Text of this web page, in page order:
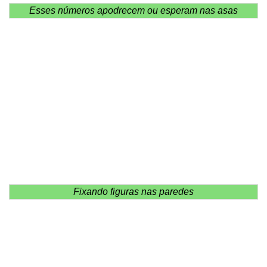
Esses números apodrecem ou esperam nas asas
Fixando figuras nas paredes